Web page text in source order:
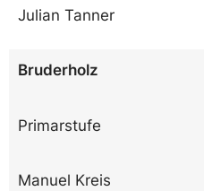
Julian Tanner
Bruderholz
Primarstufe
Manuel Kreis